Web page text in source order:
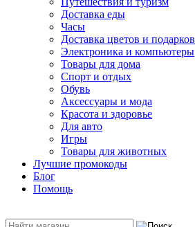
Доставка еды
Часы
Доставка цветов и подарков
Электроника и компьютеры
Товары для дома
Спорт и отдых
Обувь
Аксессуары и мода
Красота и здоровье
Для авто
Игры
Товары для животных
Лучшие промокоды
Блог
Помощь